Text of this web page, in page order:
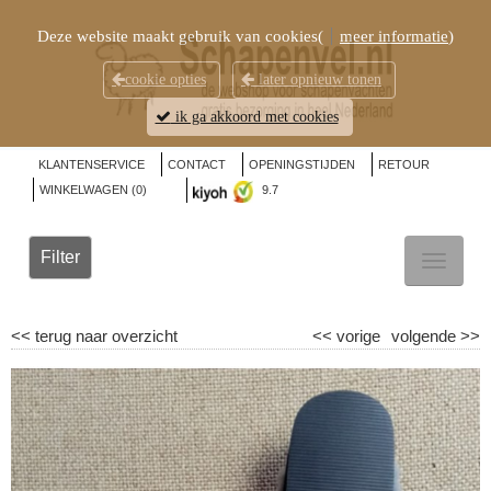
KLANTENSERVICE CONTACT OPENINGSTIJDEN
RETOUR
WINKELWAGEN (0) 9.7
Filter
<< terug naar overzicht volgende >>
<< vorige
Deze website maakt gebruik van cookies( meer informatie)
cookie opties later opnieuw tonen
ik ga akkoord met cookies